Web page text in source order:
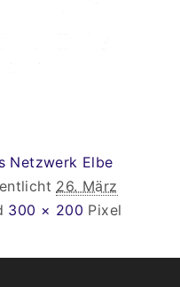
Netzwerk Elbe
26. März
300 × 200 Pixel